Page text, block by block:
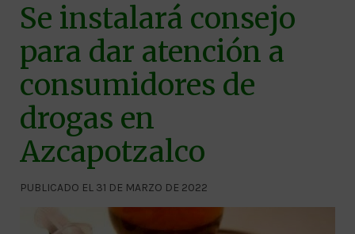
Se instalará consejo
para dar atención a
consumidores de
drogas en
Azcapotzalco
PUBLICADO EL 31 DE MARZO DE 2022